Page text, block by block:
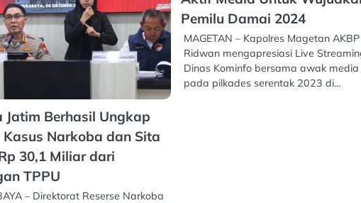
Jatim Berhasil Ungkap
Kasus Narkoba dan Sita
30,1 Miliar dari
TPPU
– Direktorat Reserse Narkoba
Pemilu Damai 2024
MAGETAN – Kapolres Magetan
Ridwan mengapresiasi Live
Dinas Kominfo bersama awak media
pada pilkades serentak 2023 di…